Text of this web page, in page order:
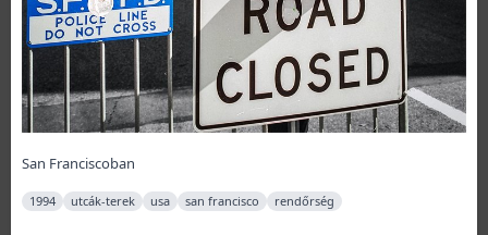
San Franciscoban
1994 utcák-terek usa san francisco rendőrség